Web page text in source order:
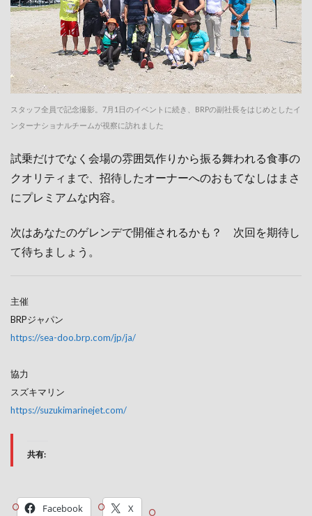
スタッフ全員で記念撮影。7月1日のイベントに続き、BRPの副社長をはじめとしたイ
ンターナショナルチームが視察に訪れました
試乗だけでなく会場の雰囲気作りから振る舞われる食事の
クオリティまで、招待したオーナーへのおもてなしはまさ
にプレミアムな内容。
次はあなたのゲレンデで開催されるかも？ 次回を期待し
て待ちましょう。
主催
BRPジャパン
https://sea-doo.brp.com/jp/ja/
協力
スズキマリン
https://suzukimarinejet.com/
共有:
Facebook X